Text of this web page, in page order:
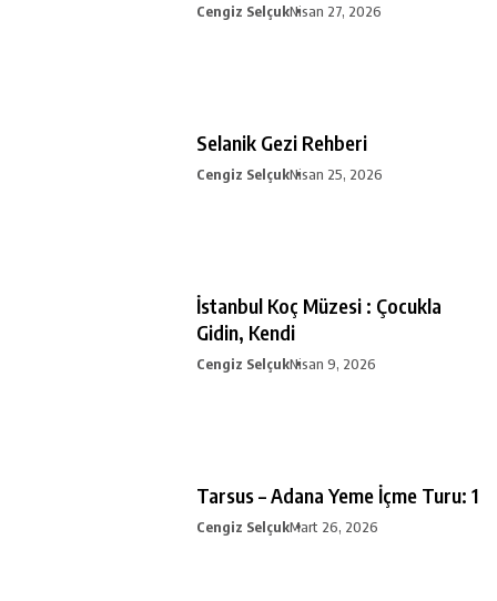
Cengiz SelçukNisan 27, 2026
Selanik Gezi Rehberi
Cengiz SelçukNisan 25, 2026
İstanbul Koç Müzesi : Çocukla
Gidin, Kendi
Cengiz SelçukNisan 9, 2026
Tarsus – Adana Yeme İçme Turu: 1
Cengiz SelçukMart 26, 2026